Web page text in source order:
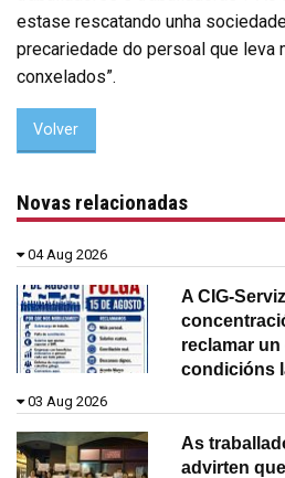
estase rescatando unha
precariedade do persoal que
conxelados”.
Volver
Novas relacionadas
04 Aug 2026
A CIG-
reclamar
condicións
03 Aug 2026
As
advirten